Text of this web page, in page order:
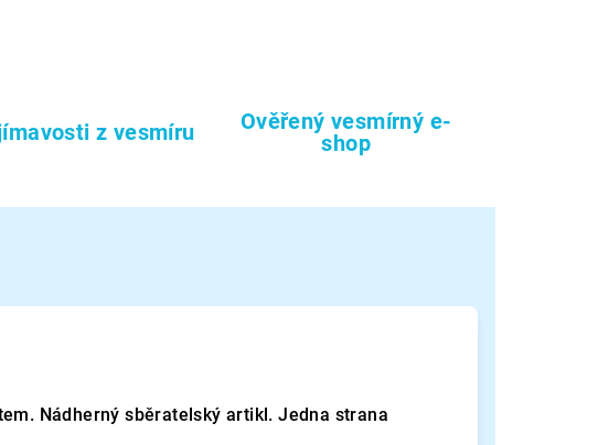
z vesmíru
Ověřený vesmírný e-
shop
Nádherný sběratelský artikl. Jedna strana